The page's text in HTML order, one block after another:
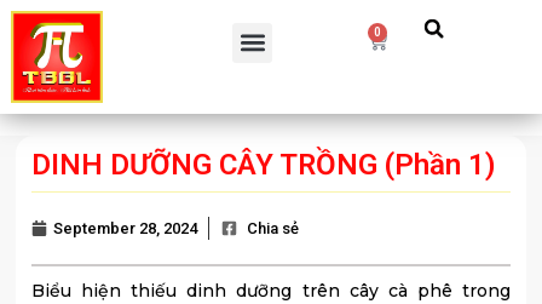
0
DINH DƯỠNG CÂY TRỒNG (Phần 1)
September 28, 2024 Chia sẻ
Biểu hiện thiếu dinh dưỡng trên cây cà phê trong